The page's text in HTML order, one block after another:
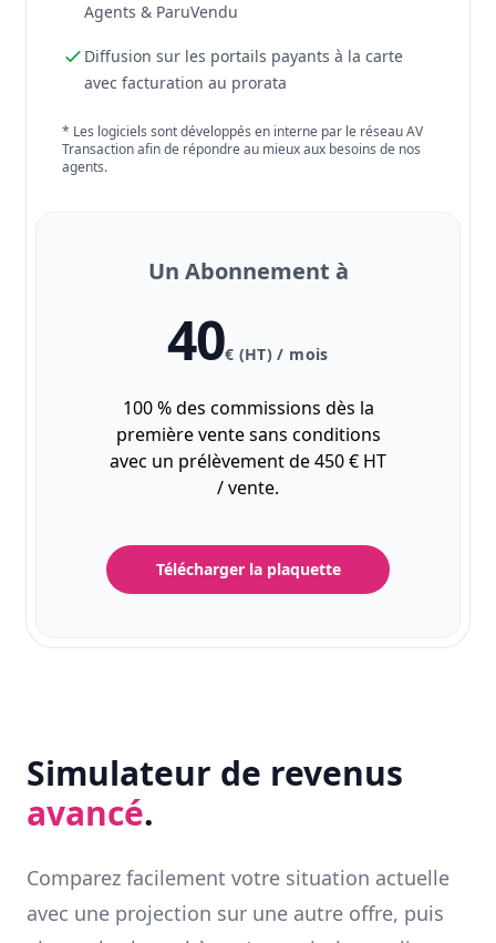
Agents & ParuVendu
Diffusion sur les portails payants à la carte
avec facturation au prorata
* Les logiciels sont développés en interne par le réseau AV
Transaction afin de répondre au mieux aux besoins de nos
agents.
Un Abonnement à
40€ (HT) / mois
100 % des commissions dès la
première vente sans conditions
avec un prélèvement de 450 € HT
/ vente.
Télécharger la plaquette
Simulateur de revenus
avancé.
Comparez facilement votre situation actuelle
avec une projection sur une autre offre, puis